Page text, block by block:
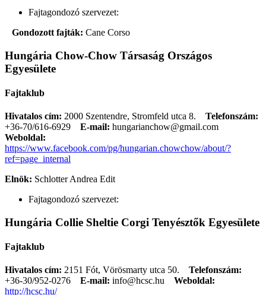
Fajtagondozó szervezet:
Gondozott fajták: Cane Corso
Hungária Chow-Chow Társaság Országos
Egyesülete
Fajtaklub
Hivatalos cím: 2000 Szentendre, Stromfeld utca 8. Telefonszám:
+36-70/616-6929
E-mail: hungarianchow@gmail.com
Weboldal:
https://www.facebook.com/pg/hungarian.chowchow/about/?
ref=page_internal
Elnök: Schlotter Andrea Edit
Fajtagondozó szervezet:
Hungária Collie Sheltie Corgi Tenyésztők Egyesülete
Fajtaklub
Hivatalos cím: 2151 Fót, Vörösmarty utca 50. Telefonszám:
+36-30/952-0276
E-mail: info@hcsc.hu
Weboldal:
http://hcsc.hu/